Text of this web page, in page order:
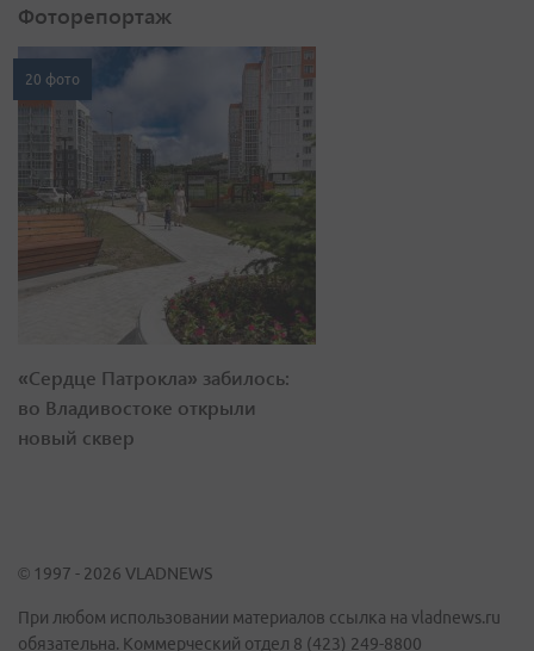
Фоторепортаж
20 фото
«Сердце Патрокла» забилось:
во Владивостоке открыли
новый сквер
© 1997 - 2026 VLADNEWS
При любом использовании материалов ссылка на vladnews.ru
обязательна. Коммерческий отдел 8 (423) 249-8800